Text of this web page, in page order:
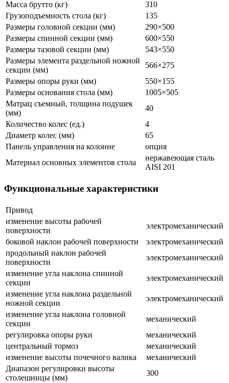
Масса брутто (кг)
310
Грузоподъемность стола (кг)
135
Размеры головной секции (мм)
290×500
Размеры спинной секции (мм)
600×550
Размеры тазовой секции (мм)
543×550
Размеры элемента раздельной ножной
секции (мм)
566×275
Размеры опоры руки (мм)
550×155
Размеры основания стола (мм)
1005×505
Матрац съемный, толщина подушек
(мм)
40
Количество колес (ед.)
4
Диаметр колес (мм)
65
Панель управления на колонне
опция
Материал основных элементов стола
нержавеющая сталь
AISI 201
Функциональные характеристики
Привод
изменение высоты рабочей
поверхности
электромеханический
боковой наклон рабочей поверхности
электромеханический
продольный наклон рабочей
поверхности
электромеханический
изменение угла наклона спинной
секции
электромеханический
изменение угла наклона раздельной
ножной секции
электромеханический
изменение угла наклона головной
секции
механический
регулировка опоры руки
механический
центральный тормоз
механический
изменение высоты почечного валика
механический
Диапазон регулировки высоты
столешницы (мм)
300